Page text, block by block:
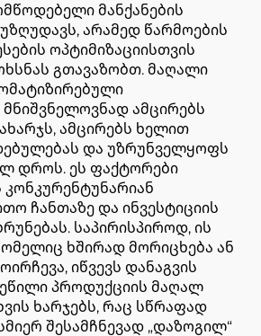
მანქანების
არამედ წარმოების
ოპტიმიზაციისთვის
გთავაზობთ. მაღალი
ამცირებს
ამცირებს ხელით
და უზრუნველყოფს
დროს. ეს ფაქტორები
კონკურენტუნარიან
ჩანთაზე და ინვესტიციის
საპირისპიროდ, ის
ხშირად მორიცხება ან
იწვევს დანაგვის
პროდუქციის მაღალ
ხარჯებს, რაც სწრაფად
შესამჩნევად „დაზოგილ“